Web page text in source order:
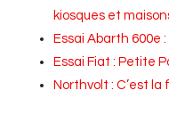
kiosques et
Essai Abarth 600e
Essai Fiat : Petite
Northvolt : C’est la